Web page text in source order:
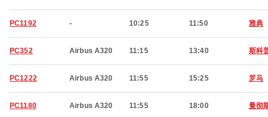
PC1192 - 10:25 11:50 雅典
PC352 Airbus A320 11:15 13:40 斯科
PC1222 Airbus A320 11:55 15:25 罗马
PC1180 Airbus A320 11:55 18:00 曼彻